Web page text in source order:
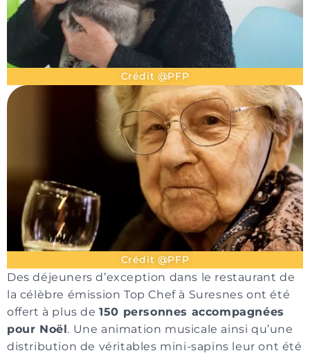
Crédit @PFP
Crédit @PFP
Des déjeuners d’exception dans le restaurant de
la célèbre émission Top Chef à Suresnes ont été
offert à plus de150 personnes accompagnées
pour Noël. Une animation musicale ainsi qu’une
distribution de véritables mini-sapins leur ont été